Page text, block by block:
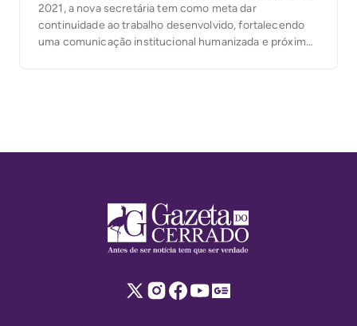
2021, a nova secretária tem como meta dar
continuidade ao trabalho desenvolvido, fortalecendo
uma comunicação institucional humanizada e próxima